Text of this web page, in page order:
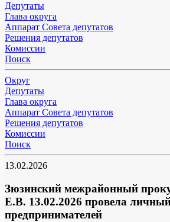
Депутаты
Глава округа
Аппарат Совета депутатов
Решения депутатов
Комиссии
Поиск
Округ
Депутаты
Глава округа
Аппарат Совета депутатов
Решения депутатов
Комиссии
Поиск
13.02.2026
Зюзинский межрайонный
Е.В. 13.02.2026 провела
предпринимателей